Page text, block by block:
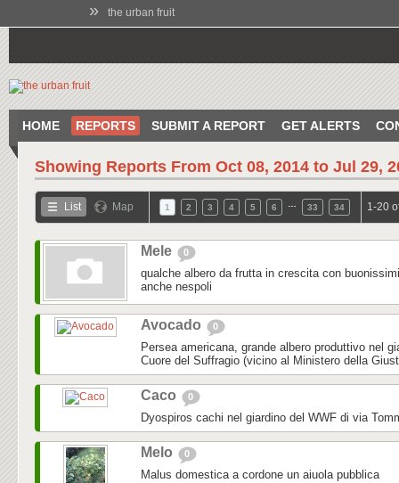
» the urban fruit
HOME REPORTS SUBMIT A REPORT GET ALERTS
Showing Reports From Oct 08, 2014 to Jul 29,
List Map 1 2 3 4 5 6 33 34 1-20
Mele 0
qualche albero da frutta in crescita con
anche nespoli
Avocado 0
Persea americana, grande albero produttivo nel
Cuore del Suffragio (vicino al Ministero della
Caco 0
Dyospiros cachi nel giardino del WWF di via
Melo 0
Malus domestica a cordone un aiuola pubblica